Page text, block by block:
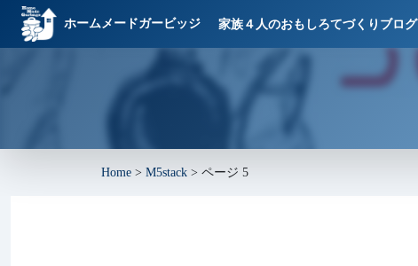
ホームメードガービッジ 家族４人のおもしろてづくりブログ
Home > M5stack > ページ 5